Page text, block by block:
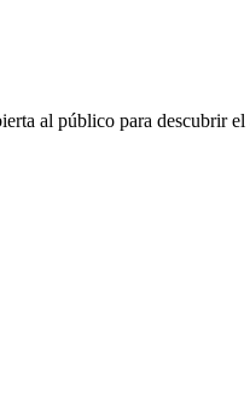
al público para descubrir